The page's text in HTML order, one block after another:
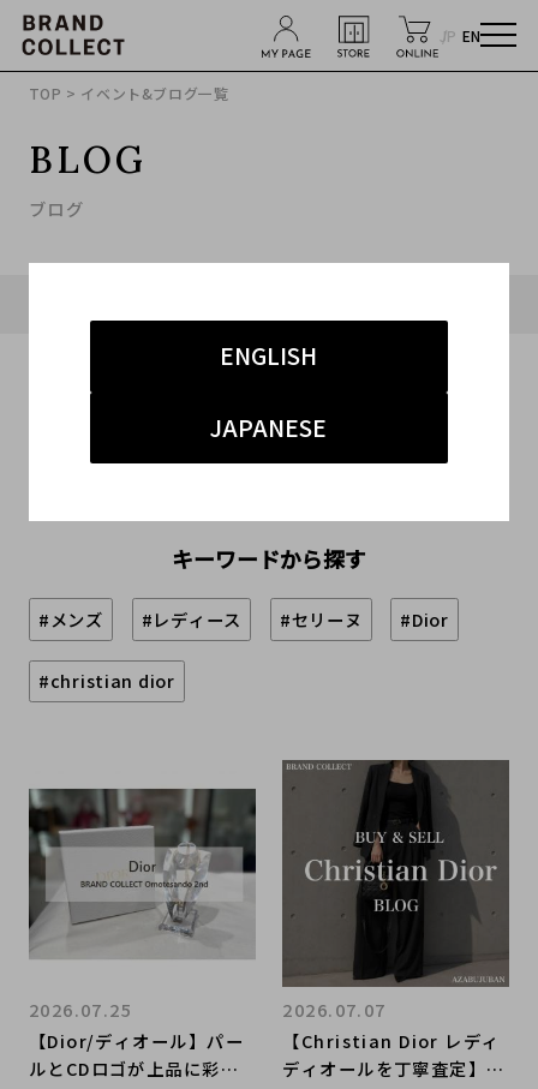
JP EN
ENGLISH
JAPANESE
TOP > イベント&ブログ一覧
BLOG
ブログ
キーワードから探す
#メンズ #レディース #セリーヌ #Dior
#christian dior
【Dior/ディオール】パー
ルとCDロゴが上品に彩る
2026.07.25
【Christian Dior レディ
ディオールを丁寧査定】ブ
2026.07.07